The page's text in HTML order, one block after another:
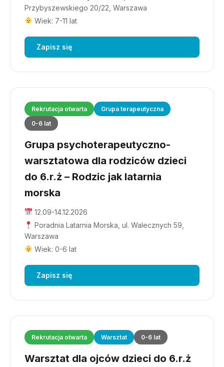
Przybyszewskiego 20/22, Warszawa
Wiek: 7-11 lat
Zapisz się
Rekrutacja otwarta
Grupa terapeutyczna
0-6 lat
Grupa psychoterapeutyczno-
warsztatowa dla rodziców dzieci
do 6.r.ż – Rodzic jak latarnia
morska
12.09-14.12.2026
Poradnia Latarnia Morska, ul. Walecznych 59,
Warszawa
Wiek: 0-6 lat
Zapisz się
Rekrutacja otwarta Warsztat 0-6 lat
Warsztat dla ojców dzieci do 6.r.ż